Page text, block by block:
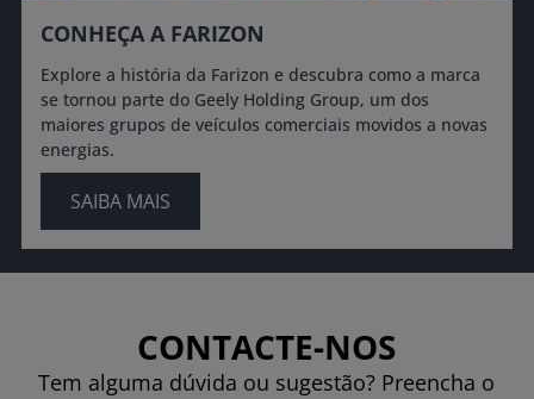
CONHEÇA A FARIZON
Explore a história da Farizon e descubra como a marca
se tornou parte do Geely Holding Group, um dos
maiores grupos de veículos comerciais movidos a novas
energias.
SAIBA MAIS
CONTACTE-NOS
Tem alguma dúvida ou sugestão? Preencha o